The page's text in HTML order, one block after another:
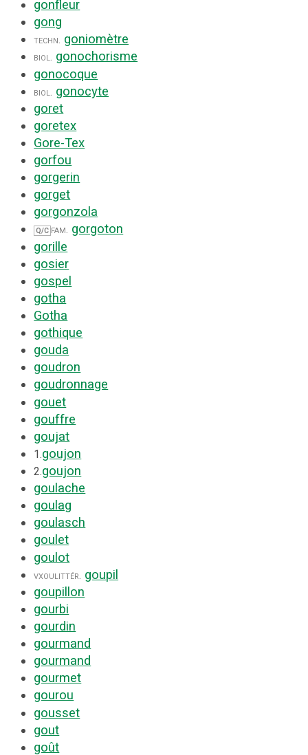
gonfleur
gong
techn. goniomètre
biol. gonochorisme
gonocoque
biol.
gonocyte
goret
goretex
Gore-Tex
gorfou
gorgerin
gorget
gorgonzola
Q/C fam. gorgoton
gorille
gosier
gospel
gotha
Gotha
gothique
gouda
goudron
goudronnage
gouet
gouffre
goujat
1.goujon
2.goujon
goulache
goulag
goulasch
goulet
goulot
vxoulittér. goupil
goupillon
gourbi
gourdin
gourmand
gourmand
gourmet
gourou
gousset
gout
goût